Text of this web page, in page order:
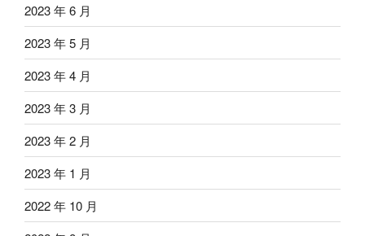
2023 年 6 月
2023 年 5 月
2023 年 4 月
2023 年 3 月
2023 年 2 月
2023 年 1 月
2022 年 10 月